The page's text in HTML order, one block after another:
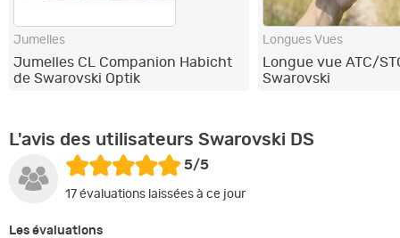
Jumelles
Jumelles CL Companion Habicht
de Swarovski Optik
Longues Vues
Longue vue ATC/
Swarovski
L'avis des utilisateurs Swarovski DS
5/5
17 évaluations laissées à ce jour
Les évaluations